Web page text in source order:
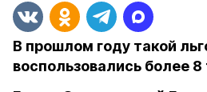
В прошлом году такой
воспользовались более